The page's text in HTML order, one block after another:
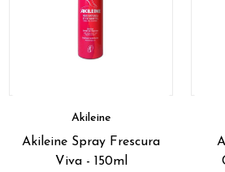
Akileine
Akileine Spray Frescura
Viva - 150ml